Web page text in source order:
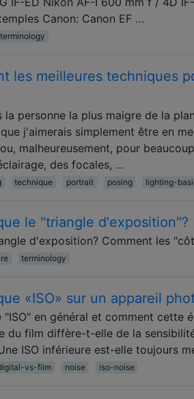
Canon: Canon EF …
terminology
les meilleures techniques
la personne la plus maigre de la
j'aimerais simplement être en
malheureusement, pour
des focales, …
technique portrait posing lighting-
le "triangle d'exposition"?
d'exposition? Comment les
terminology
«ISO» sur un appareil
"ISO" en général et comment cette
du film diffère-t-elle de la
ISO inférieure est-elle toujours
vs-film noise iso-noise